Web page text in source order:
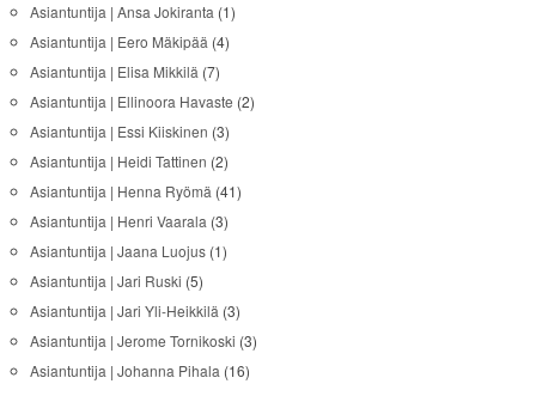
Asiantuntija | Ansa Jokiranta (1)
Asiantuntija | Eero Mäkipää (4)
Asiantuntija | Elisa Mikkilä (7)
Asiantuntija | Ellinoora Havaste (2)
Asiantuntija | Essi Kiiskinen (3)
Asiantuntija | Heidi Tattinen (2)
Asiantuntija | Henna Ryömä (41)
Asiantuntija | Henri Vaarala (3)
Asiantuntija | Jaana Luojus(1)
Asiantuntija | Jari Ruski (5)
Asiantuntija | Jari Yli-Heikkilä (3)
Asiantuntija | Jerome Tornikoski (3)
Asiantuntija | Johanna Pihala (16)